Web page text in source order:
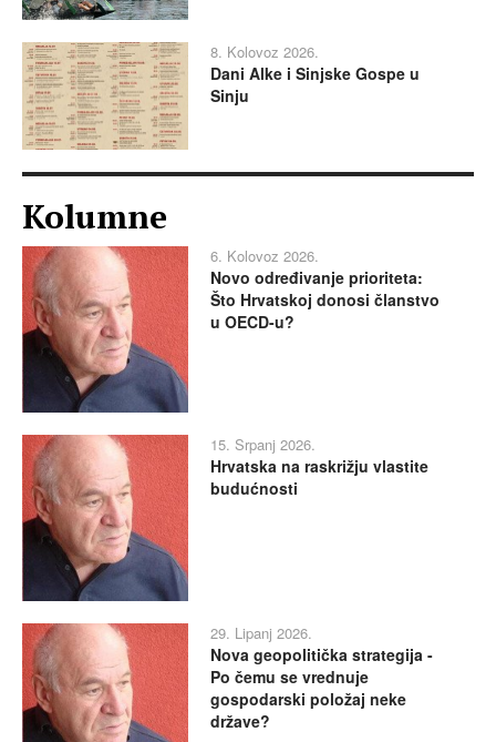
8. Kolovoz 2026.
Dani Alke i Sinjske Gospe u
Sinju
Kolumne
6. Kolovoz 2026.
Novo određivanje prioriteta:
Što Hrvatskoj donosi članstvo
u OECD-u?
15. Srpanj 2026.
Hrvatska na raskrižju vlastite
budućnosti
29. Lipanj 2026.
Nova geopolitička strategija -
Po čemu se vrednuje
gospodarski položaj neke
države?